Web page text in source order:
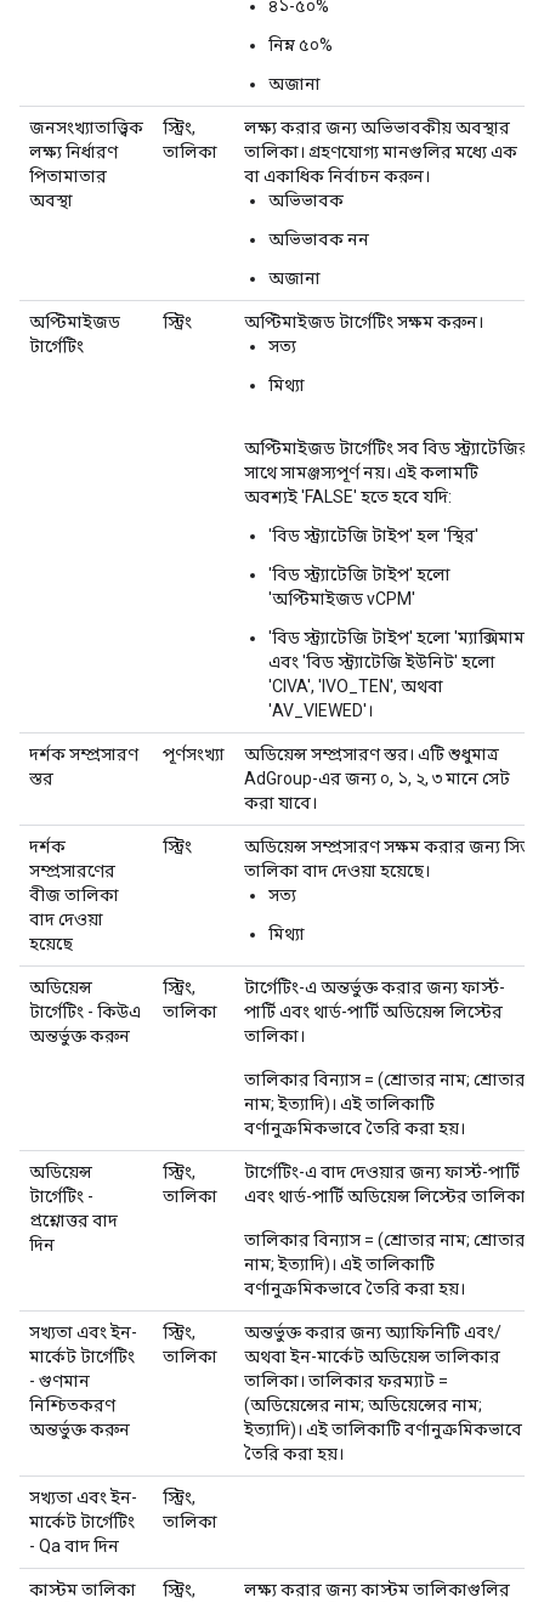
৪১-৫০%
নিম্ন ৫০%
অজানা
জনসংখ্যাতাত্ত্বিক
লক্ষ্য নির্ধারণ
পিতামাতার
অবস্থা
স্ট্রিং,
তালিকা
লক্ষ্য করার জন্য অভিভাবকীয় অবস্থার
তালিকা। গ্রহণযোগ্য মানগুলির মধ্যে এক
বা একাধিক নির্বাচন করুন।
অভিভাবক
অভিভাবক নন
অজানা
অপ্টিমাইজড
টার্গেটিং
স্ট্রিং
অপ্টিমাইজড টার্গেটিং সক্ষম করুন।
সত্য
মিথ্যা
অপ্টিমাইজড টার্গেটিং সব বিড স্ট্র্যাটেজির
সাথে সামঞ্জস্যপূর্ণ নয়। এই কলামটি
অবশ্যই 'FALSE' হতে হবে যদি:
'বিড স্ট্র্যাটেজি টাইপ' হল 'স্থির'
'বিড স্ট্র্যাটেজি টাইপ' হলো
'অপ্টিমাইজড vCPM'
'বিড স্ট্র্যাটেজি টাইপ' হলো 'ম্যাক্সিমাম'
এবং 'বিড স্ট্র্যাটেজি ইউনিট' হলো
'CIVA', 'IVO_TEN', অথবা
'AV_VIEWED'।
দর্শক সম্প্রসারণ
স্তর
পূর্ণসংখ্যা
অডিয়েন্স সম্প্রসারণ স্তর। এটি শুধুমাত্র
AdGroup-এর জন্য ০, ১, ২, ৩ মানে সেট
করা যাবে।
দর্শক
সম্প্রসারণের
বীজ তালিকা
বাদ দেওয়া
হয়েছে
স্ট্রিং
অডিয়েন্স সম্প্রসারণ সক্ষম করার জন্য সিড
তালিকা বাদ দেওয়া হয়েছে।
সত্য
মিথ্যা
অডিয়েন্স
টার্গেটিং - কিউএ
অন্তর্ভুক্ত করুন
স্ট্রিং,
তালিকা
টার্গেটিং-এ অন্তর্ভুক্ত করার জন্য ফার্স্ট-
পার্টি এবং থার্ড-পার্টি অডিয়েন্স লিস্টের
তালিকা।
তালিকার বিন্যাস = (শ্রোতার নাম; শ্রোতার
নাম; ইত্যাদি)। এই তালিকাটি
বর্ণানুক্রমিকভাবে তৈরি করা হয়।
অডিয়েন্স
টার্গেটিং -
প্রশ্নোত্তর বাদ
দিন
স্ট্রিং,
তালিকা
টার্গেটিং-এ বাদ দেওয়ার জন্য ফার্স্ট-পার্টি
এবং থার্ড-পার্টি অডিয়েন্স লিস্টের তালিকা।
তালিকার বিন্যাস = (শ্রোতার নাম; শ্রোতার
নাম; ইত্যাদি)। এই তালিকাটি
বর্ণানুক্রমিকভাবে তৈরি করা হয়।
সখ্যতা এবং ইন-
মার্কেট টার্গেটিং
- গুণমান
নিশ্চিতকরণ
অন্তর্ভুক্ত করুন
স্ট্রিং,
তালিকা
অন্তর্ভুক্ত করার জন্য অ্যাফিনিটি এবং/
অথবা ইন-মার্কেট অডিয়েন্স তালিকার
তালিকা। তালিকার ফরম্যাট =
(অডিয়েন্সের নাম; অডিয়েন্সের নাম;
ইত্যাদি)। এই তালিকাটি বর্ণানুক্রমিকভাবে
তৈরি করা হয়।
সখ্যতা এবং ইন-
মার্কেট টার্গেটিং
- Qa বাদ দিন
স্ট্রিং,
তালিকা
কাস্টম তালিকা
স্ট্রিং,
লক্ষ্য করার জন্য কাস্টম তালিকাগুলির